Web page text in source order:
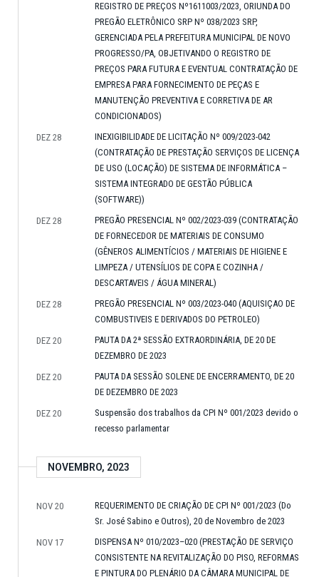
REGISTRO DE PREÇOS Nº1611003/2023, ORIUNDA DO
PREGÃO ELETRÔNICO SRP Nº 038/2023 SRP,
GERENCIADA PELA PREFEITURA MUNICIPAL DE NOVO
PROGRESSO/PA, OBJETIVANDO O REGISTRO DE
PREÇOS PARA FUTURA E EVENTUAL CONTRATAÇÃO DE
EMPRESA PARA FORNECIMENTO DE PEÇAS E
MANUTENÇÃO PREVENTIVA E CORRETIVA DE AR
CONDICIONADOS)
DEZ 28
INEXIGIBILIDADE DE LICITAÇÃO Nº 009/2023-042
(CONTRATAÇÃO DE PRESTAÇÃO SERVIÇOS DE LICENÇA
DE USO (LOCAÇÃO) DE SISTEMA DE INFORMÁTICA –
SISTEMA INTEGRADO DE GESTÃO PÚBLICA
(SOFTWARE))
DEZ 28
PREGÃO PRESENCIAL Nº 002/2023-039 (CONTRATAÇÃO
DE FORNECEDOR DE MATERIAIS DE CONSUMO
(GÊNEROS ALIMENTÍCIOS / MATERIAIS DE HIGIENE E
LIMPEZA / UTENSÍLIOS DE COPA E COZINHA /
DESCARTAVEIS / ÁGUA MINERAL)
DEZ 28
PREGÃO PRESENCIAL Nº 003/2023-040 (AQUISIÇAO DE
COMBUSTIVEIS E DERIVADOS DO PETROLEO)
DEZ 20
PAUTA DA 2ª SESSÃO EXTRAORDINÁRIA, DE 20 DE
DEZEMBRO DE 2023
DEZ 20
PAUTA DA SESSÃO SOLENE DE ENCERRAMENTO, DE 20
DE DEZEMBRO DE 2023
DEZ 20
Suspensão dos trabalhos da CPI Nº 001/2023 devido o
recesso parlamentar
NOVEMBRO, 2023
NOV 20
REQUERIMENTO DE CRIAÇÃO DE CPI Nº 001/2023 (Do
Sr. José Sabino e Outros), 20 de Novembro de 2023
NOV 17
DISPENSA Nº 010/2023–020 (PRESTAÇÃO DE SERVIÇO
CONSISTENTE NA REVITALIZAÇÃO DO PISO, REFORMAS
E PINTURA DO PLENÁRIO DA CÂMARA MUNICIPAL DE